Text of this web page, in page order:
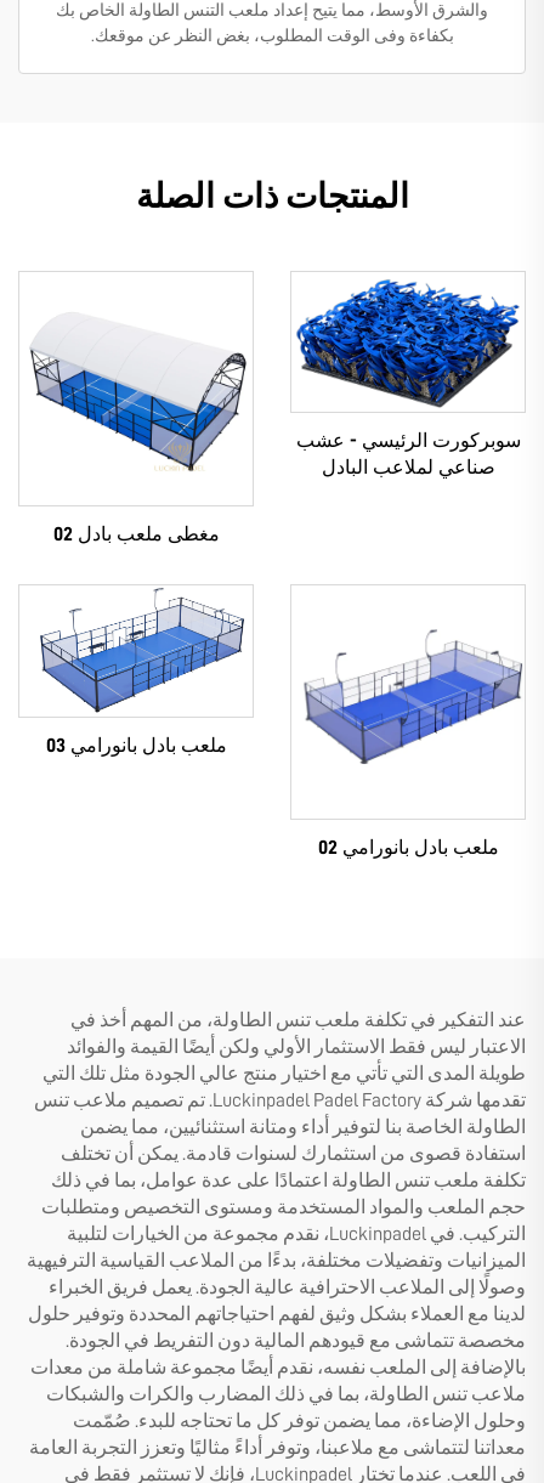
والشرق الأوسط، مما يتيح إعداد ملعب التنس الطاولة الخاص بك
بكفاءة وفى الوقت المطلوب، بغض النظر عن موقعك.
المنتجات ذات الصلة
سوبركورت الرئيسي - عشب
صناعي لملاعب البادل
مغطى ملعب بادل 02
ملعب بادل بانورامي 02
ملعب بادل بانورامي 03
عند التفكير في تكلفة ملعب تنس الطاولة، من المهم أخذ في
الاعتبار ليس فقط الاستثمار الأولي ولكن أيضًا القيمة والفوائد
طويلة المدى التي تأتي مع اختيار منتج عالي الجودة مثل تلك التي
تقدمها شركة Luckinpadel Padel Factory. تم تصميم ملاعب تنس
الطاولة الخاصة بنا لتوفير أداء ومتانة استثنائيين، مما يضمن
استفادة قصوى من استثمارك لسنوات قادمة. يمكن أن تختلف
تكلفة ملعب تنس الطاولة اعتمادًا على عدة عوامل، بما في ذلك
حجم الملعب والمواد المستخدمة ومستوى التخصيص ومتطلبات
التركيب. في Luckinpadel، نقدم مجموعة من الخيارات لتلبية
الميزانيات وتفضيلات مختلفة، بدءًا من الملاعب القياسية الترفيهية
وصولًا إلى الملاعب الاحترافية عالية الجودة. يعمل فريق الخبراء
لدينا مع العملاء بشكل وثيق لفهم احتياجاتهم المحددة وتوفير حلول
مخصصة تتماشى مع قيودهم المالية دون التفريط في الجودة.
بالإضافة إلى الملعب نفسه، نقدم أيضًا مجموعة شاملة من معدات
ملاعب تنس الطاولة، بما في ذلك المضارب والكرات والشبكات
وحلول الإضاءة، مما يضمن توفر كل ما تحتاجه للبدء. صُمّمت
معداتنا لتتماشى مع ملاعبنا، وتوفر أداءً مثاليًا وتعزز التجربة العامة
في اللعب. عندما تختار Luckinpadel، فإنك لا تستثمر فقط في